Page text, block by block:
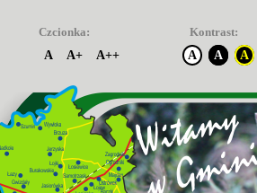
Czcionka:
A
A+ A++
Kontrast:
A
A A